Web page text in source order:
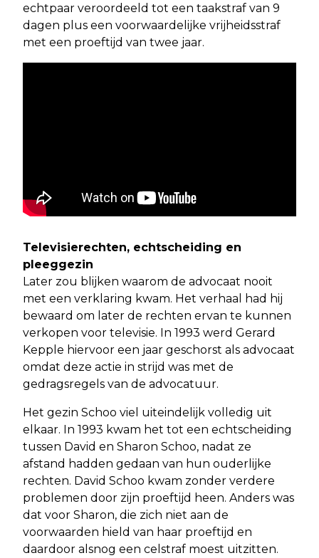
echtpaar veroordeeld tot een taakstraf van 9
dagen plus een voorwaardelijke vrijheidsstraf
met een proeftijd van twee jaar.
Televisierechten, echtscheiding en
pleeggezin
Later zou blijken waarom de advocaat nooit
met een verklaring kwam. Het verhaal had hij
bewaard om later de rechten ervan te kunnen
verkopen voor televisie. In 1993 werd Gerard
Kepple hiervoor een jaar geschorst als advocaat
omdat deze actie in strijd was met de
gedragsregels van de advocatuur.
Het gezin Schoo viel uiteindelijk volledig uit
elkaar. In 1993 kwam het tot een echtscheiding
tussen David en Sharon Schoo, nadat ze
afstand hadden gedaan van hun ouderlijke
rechten. David Schoo kwam zonder verdere
problemen door zijn proeftijd heen. Anders was
dat voor Sharon, die zich niet aan de
voorwaarden hield van haar proeftijd en
daardoor alsnog een celstraf moest uitzitten.